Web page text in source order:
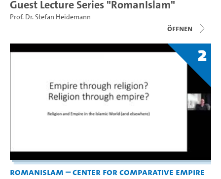
Guest Lecture Series "RomanIslam"
Prof. Dr. Stefan Heidemann
Öffnen
2
RomanIslam – Center for Comparative Empire